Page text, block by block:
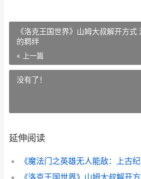
《洛克王国世界》山姆大叔解开方
的羁绊
« 上一篇
没有了！
延伸阅读